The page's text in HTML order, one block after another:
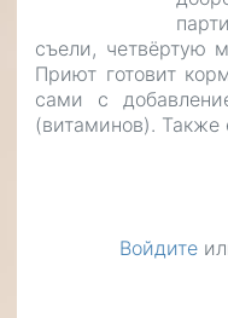
съели, четвёртую
Приют готовит
сами с
(витаминов). Также
Войдите